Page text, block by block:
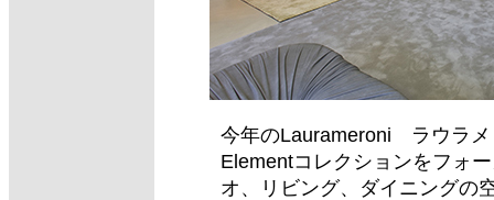
今年のLaurameroni ラウラメ
Elementコレクションをフォ
オ、リビング、ダイニングの